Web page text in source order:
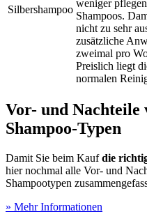
Silbershampoo
weniger
Shampoos.
nicht zu sehr
zusätzliche
zweimal pro
Preislich liegt
normalen
​Vor- und Nachteile
Shampoo-Typen
Damit Sie beim Kaufdie
hier nochmal alle Vor- und
Shampootypen
» Mehr Informationen